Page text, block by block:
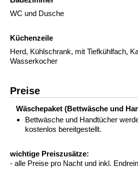
WC und Dusche
Küchenzeile
Herd, Kühlschrank, mit Tiefkühlfach,
Wasserkocher
Preise
Wäschepaket (Bettwäsche und
Bettwäsche und Handtücher
kostenlos bereitgestellt.
wichtige Preiszusätze:
- alle Preise pro Nacht und inkl.